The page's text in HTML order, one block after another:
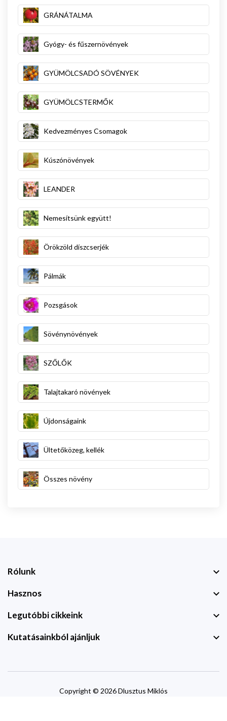
GRÁNÁTALMA
Gyógy- és fűszernövények
GYÜMÖLCSADÓ SÖVÉNYEK
GYÜMÖLCSTERMŐK
Kedvezményes Csomagok
Kúszónövények
LEANDER
Nemesítsünk együtt!
Örökzöld díszcserjék
Pálmák
Pozsgások
Sövénynövények
SZŐLŐK
Talajtakaró növények
Újdonságaink
Ültetőközeg, kellék
Összes növény
Rólunk
Hasznos
Legutóbbi cikkeink
Kutatásainkból ajánljuk
Copyright © 2026 Dlusztus Miklós